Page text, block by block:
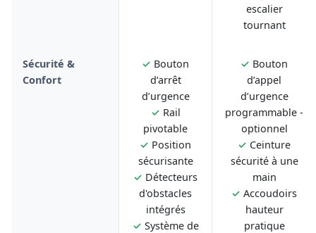
escalier
tournant
Sécurité &
Confort
✓ Bouton
d’arrêt
d’urgence
✓ Rail
pivotable
✓ Position
sécurisante
✓ Détecteurs
d'obstacles
intégrés
✓ Système de
✓ Bouton
d’appel
d’urgence
programmable -
optionnel
✓ Ceinture
sécurité à une
main
✓ Accoudoirs
hauteur
pratique